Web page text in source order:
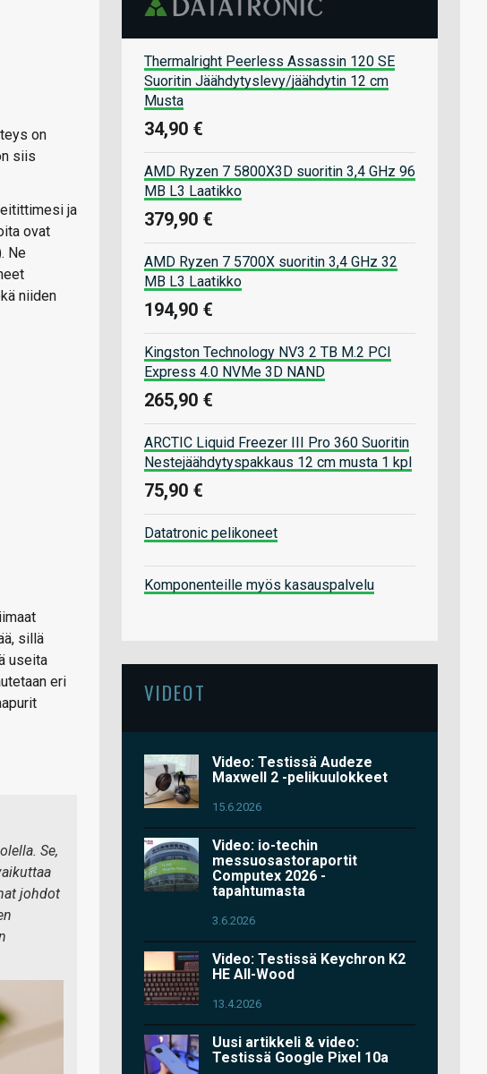
on
siis
ja
ovat
Ne
niiden
sillä
useita
eri
Se,
johdot
Thermalright Peerless Assassin 120 SE
Suoritin Jäähdytyslevy/jäähdytin 12 cm
Musta
34,90 €
AMD Ryzen 7 5800X3D suoritin 3,4 GHz 96
MB L3 Laatikko
379,90 €
AMD Ryzen 7 5700X suoritin 3,4 GHz 32
MB L3 Laatikko
194,90 €
Kingston Technology NV3 2 TB M.2 PCI
Express 4.0 NVMe 3D NAND
265,90 €
ARCTIC Liquid Freezer III Pro 360 Suoritin
Nestejäähdytyspakkaus 12 cm musta 1 kpl
75,90 €
Datatronic pelikoneet
Komponenteille myös kasauspalvelu
VIDEOT
Video: Testissä Audeze
Maxwell 2 -pelikuulokkeet
15.6.2026
Video: io-techin
messuosastoraportit
Computex 2026 -
tapahtumasta
3.6.2026
Video: Testissä Keychron K2
HE All-Wood
13.4.2026
Uusi artikkeli & video:
Testissä Google Pixel 10a